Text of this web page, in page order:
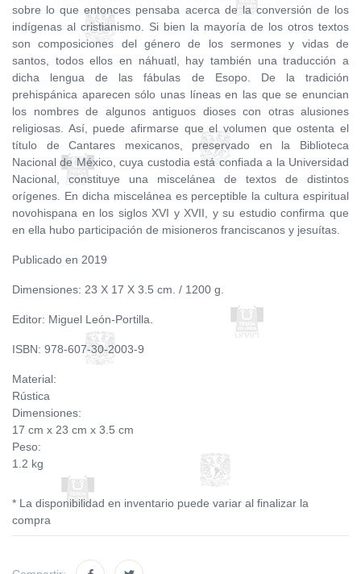
sobre lo que entonces pensaba acerca de la conversión de los
indígenas al cristianismo. Si bien la mayoría de los otros textos
son composiciones del género de los sermones y vidas de
santos, todos ellos en náhuatl, hay también una traducción a
dicha lengua de las fábulas de Esopo. De la tradición
prehispánica aparecen sólo unas líneas en las que se enuncian
los nombres de algunos antiguos dioses con otras alusiones
religiosas. Así, puede afirmarse que el volumen que ostenta el
título de Cantares mexicanos, preservado en la Biblioteca
Nacional de México, cuya custodia está confiada a la Universidad
Nacional, constituye una miscelánea de textos de distintos
orígenes. En dicha miscelánea es perceptible la cultura espiritual
novohispana en los siglos XVI y XVII, y su estudio confirma que
en ella hubo participación de misioneros franciscanos y jesuítas.
Publicado en 2019
Dimensiones: 23 X 17 X 3.5 cm. / 1200 g.
Editor: Miguel León-Portilla.
ISBN: 978-607-30-2003-9
Material:
Rústica
Dimensiones:
17 cm x 23 cm x 3.5 cm
Peso:
1.2 kg
* La disponibilidad en inventario puede variar al finalizar la
compra